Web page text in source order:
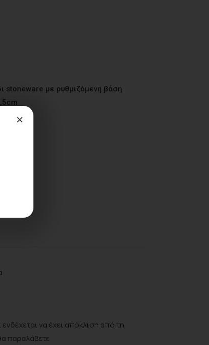
stoneware με ρυθμιζόμενη βάση
να έχει απόκλιση από τη
παραλάβετε